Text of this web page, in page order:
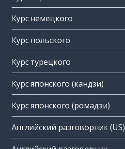
Курс немецкого
Курс польского
Курс турецкого
Курс японского (кандзи)
Курс японского (ромадзи)
Английский разговорник (US)